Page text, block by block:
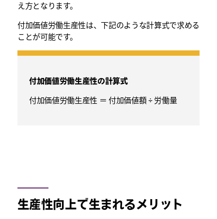
え方となります。
付加価値労働生産性は、下記のような計算式で求める
ことが可能です。
付加価値労働生産性の計算式
付加価値労働生産性 ＝ 付加価値額 ÷ 労働量
生産性向上で生まれるメリット